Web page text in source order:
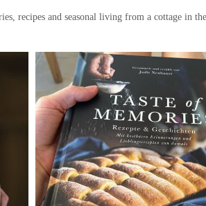
recipes and seasonal living from a cottage in